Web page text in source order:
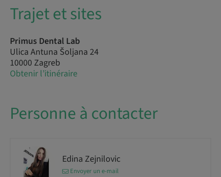
Trajet et sites
Primus Dental Lab
Ulica Antuna Šoljana 24
10000 Zagreb
Obtenir l’itinéraire
Personne à contacter
Edina Zejnilovic
Envoyer un e-mail